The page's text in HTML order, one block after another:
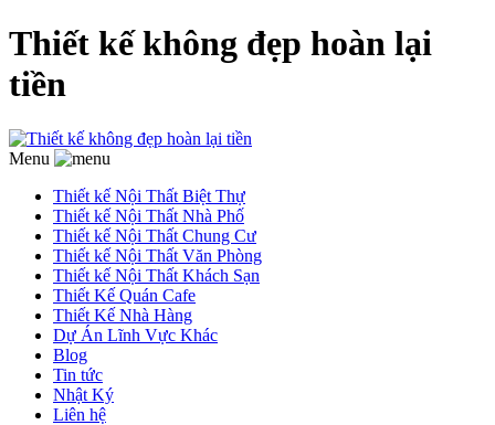
Thiết kế không đẹp hoàn lại
tiền
Menu
Thiết kế Nội Thất Biệt Thự
Thiết kế Nội Thất Nhà Phố
Thiết kế Nội Thất Chung Cư
Thiết kế Nội Thất Văn Phòng
Thiết kế Nội Thất Khách Sạn
Thiết Kế Quán Cafe
Thiết Kế Nhà Hàng
Dự Án Lĩnh Vực Khác
Blog
Tin tức
Nhật Ký
Liên hệ